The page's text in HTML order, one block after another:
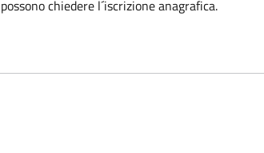
possono chiedere l´iscrizione anagrafica.